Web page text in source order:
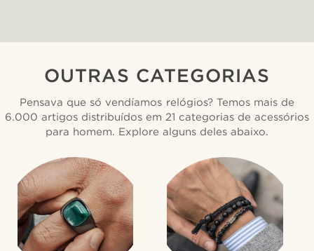
OUTRAS CATEGORIAS
Pensava que só vendíamos relógios? Temos mais de
6.000 artigos distribuídos em 21 categorias de acessórios
para homem. Explore alguns deles abaixo.